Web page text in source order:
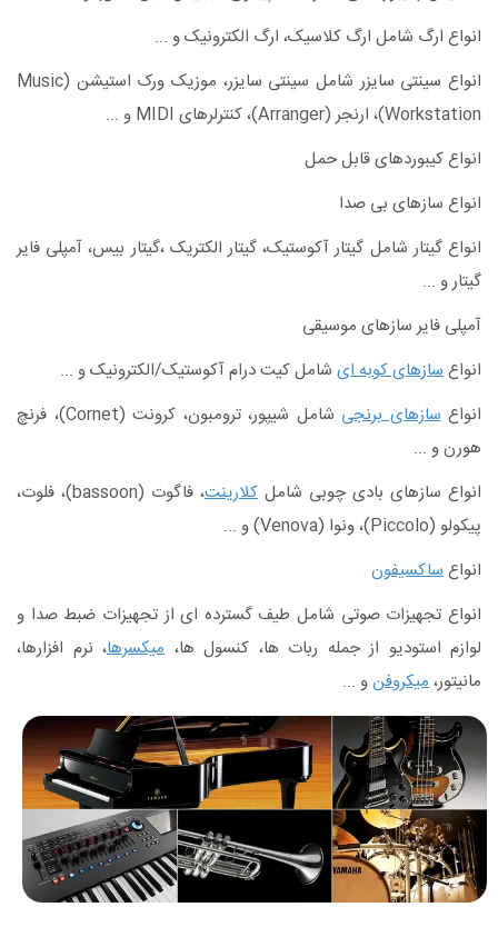
انواع ارگ شامل ارگ کلاسیک، ارگ الکترونیک و ...
انواع سینتی سایزر شامل سینتی سایزر، موزیک ورک استیشن (Music
Workstation)، ارنجر (Arranger)، کنترلرهای MIDI و ...
انواع کیبوردهای قابل حمل
انواع سازهای بی صدا
انواع گیتار شامل گیتار آکوستیک، گیتار الکتریک ،گیتار بیس، آمپلی فایر
گیتار و ...
آمپلی فایر سازهای موسیقی
انواعسازهای کوبه ای شامل کیت درام آکوستیک/الکترونیک و ...
انواعسازهای برنجی
شامل شیپور، ترومبون، کرونت (Cornet)، فرنچ
هورن و ...
انواع سازهای بادی چوبی شامل کلارینت
، فاگوت (bassoon)، فلوت،
پیکولو (Piccolo)، ونوا (Venova) و ...
انواعساکسیفون
انواع تجهیزات صوتی شامل طیف گسترده ای از تجهیزات ضبط صدا و
لوازم استودیو از جمله ربات ها، کنسول ها، میکسرها، نرم افزارها،
مانیتور،میکروفنو ...